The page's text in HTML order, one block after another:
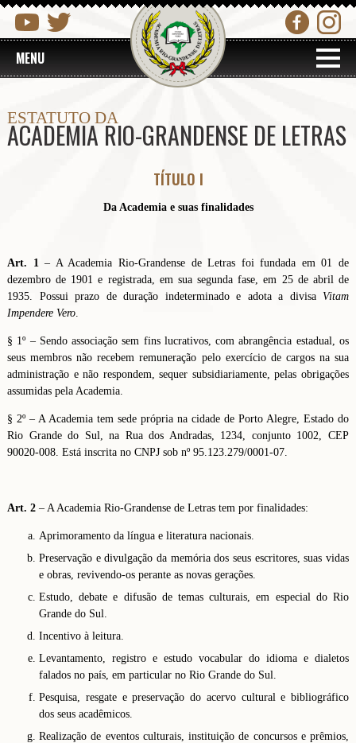
MENU
ESTATUTO DA
ACADEMIA RIO-GRANDENSE DE LETRAS
TÍTULO I
Da Academia e suas finalidades
Art. 1– A Academia Rio-Grandense de Letras foi fundada em 01 de
dezembro de 1901 e registrada, em sua segunda fase, em 25 de abril de
1935. Possui prazo de duração indeterminado e adota a divisa Vitam
Impendere Vero.
§ 1º – Sendo associação sem fins lucrativos, com abrangência estadual, os
seus membros não recebem remuneração pelo exercício de cargos na sua
administração e não respondem, sequer subsidiariamente, pelas obrigações
assumidas pela Academia.
§ 2º – A Academia tem sede própria na cidade de Porto Alegre, Estado do
Rio Grande do Sul, na Rua dos Andradas, 1234, conjunto 1002, CEP
90020-008. Está inscrita no CNPJ sob nº 95.123.279/0001-07.
Art. 2 – A Academia Rio-Grandense de Letras tem por finalidades:
Aprimoramento da língua e literatura nacionais.
Preservação e divulgação da memória dos seus escritores, suas vidas
e obras, revivendo-os perante as novas gerações.
Estudo, debate e difusão de temas culturais, em especial do Rio
Grande do Sul.
Incentivo à leitura.
Levantamento, registro e estudo vocabular do idioma e dialetos
falados no país, em particular no Rio Grande do Sul.
Pesquisa, resgate e preservação do acervo cultural e bibliográfico
dos seus acadêmicos.
Realização de eventos culturais, instituição de concursos e prêmios,